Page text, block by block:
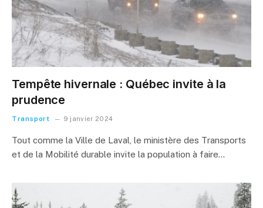
Tempête hivernale : Québec invite à la
prudence
Transport 9 janvier 2024
Tout comme la Ville de Laval, le ministère des Transports
et de la Mobilité durable invite la population à faire…